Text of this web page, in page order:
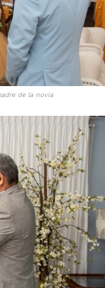
de la novia